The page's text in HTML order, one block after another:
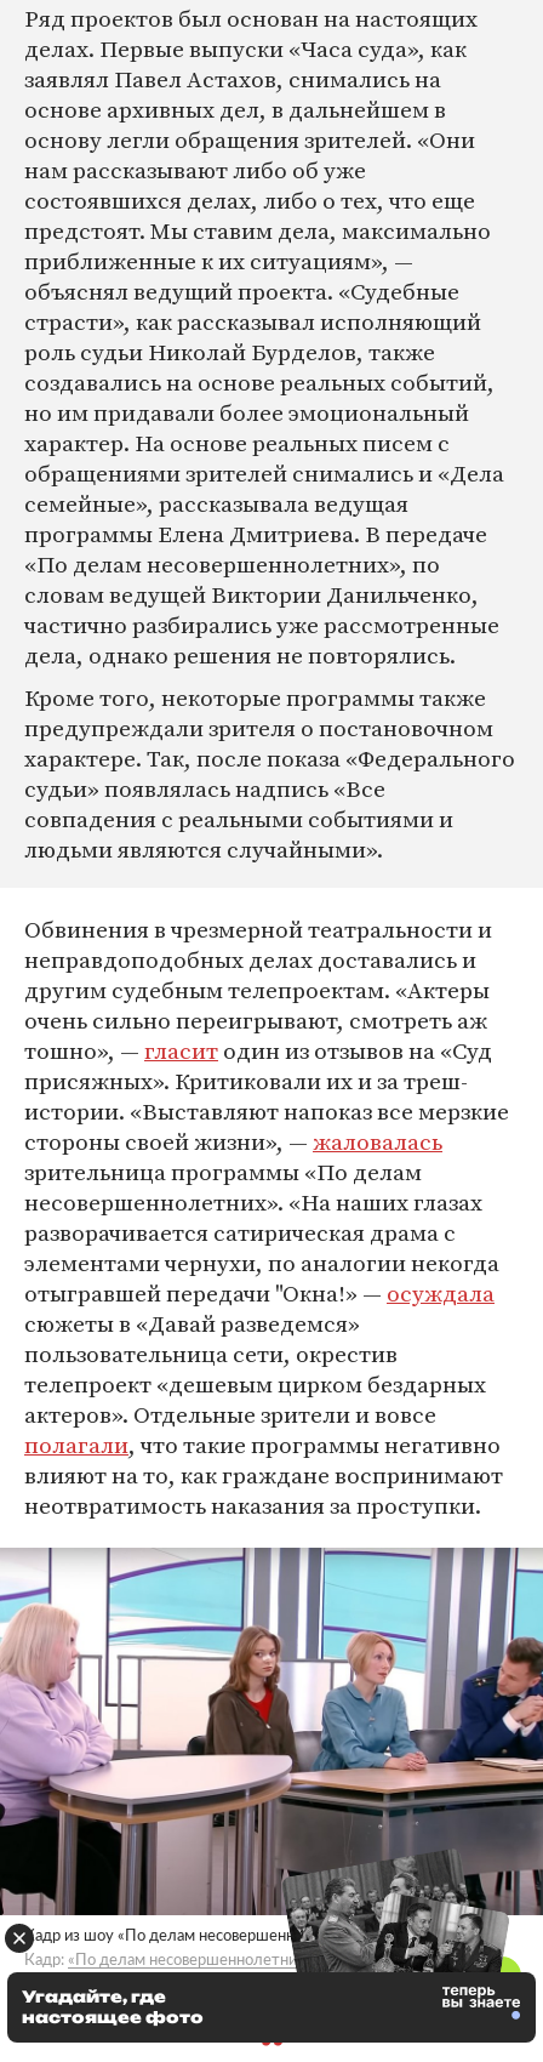
Ряд проектов был основан на настоящих
делах. Первые выпуски «Часа суда», как
заявлял Павел Астахов, снимались на
основе архивных дел, в дальнейшем в
основу легли обращения зрителей. «Они
нам рассказывают либо об уже
состоявшихся делах, либо о тех, что еще
предстоят. Мы ставим дела, максимально
приближенные к их ситуациям», —
объяснял ведущий проекта. «Судебные
страсти», как рассказывал исполняющий
роль судьи Николай Бурделов, также
создавались на основе реальных событий,
но им придавали более эмоциональный
характер. На основе реальных писем с
обращениями зрителей снимались и «Дела
семейные», рассказывала ведущая
программы Елена Дмитриева. В передаче
«По делам несовершеннолетних», по
словам ведущей Виктории Данильченко,
частично разбирались уже рассмотренные
дела, однако решения не повторялись.
Кроме того, некоторые программы также
предупреждали зрителя о постановочном
характере. Так, после показа «Федерального
судьи» появлялась надпись «Все
совпадения с реальными событиями и
людьми являются случайными».
Обвинения в чрезмерной театральности и
неправдоподобных делах доставались и
другим судебным телепроектам. «Актеры
очень сильно переигрывают, смотреть аж
тошно», —гласитодин из отзывов на «Суд
присяжных». Критиковали их и за треш-
истории. «Выставляют напоказ все мерзкие
стороны своей жизни», —жаловалась
зрительница программы «По делам
несовершеннолетних». «На наших глазах
разворачивается сатирическая драма с
элементами чернухи, по аналогии некогда
отыгравшей передачи "Окна!» — осуждала
сюжеты в «Давай разведемся»
пользовательница сети, окрестив
телепроект «дешевым цирком бездарных
актеров». Отдельные зрители и вовсе
полагали, что такие программы негативно
влияют на то, как граждане воспринимают
неотвратимость наказания за проступки.
Кадр из шоу «По делам несовершеннолетних»
Кадр: «По делам несовершеннолетних» / Телеканал Домашний /
Угадайте, где
настоящее фото